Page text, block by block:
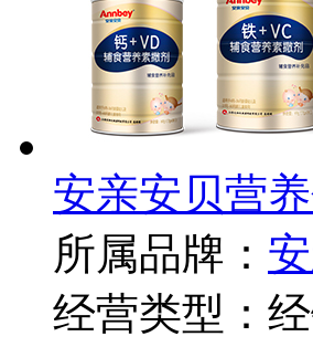
安亲安贝营
所属品牌：
经营类型：